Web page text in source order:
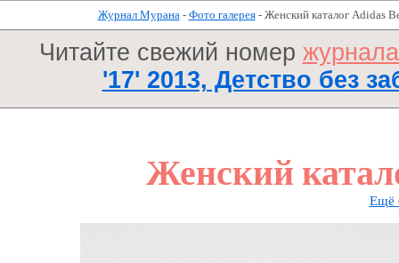
Журнал Мурана- Фото галерея- Женский каталог Adidas
Читайте свежий номер
'17' 2013, Детство без
Женский
Ещё